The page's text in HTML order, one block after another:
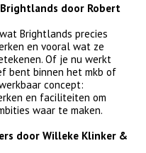
door Robert
Brightlands precies
en vooral wat ze
Of je nu werkt
bent binnen het mkb of
concept:
en faciliteiten om
waar te maken.
door Willeke Klinker &